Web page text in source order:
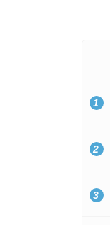
1
2
3